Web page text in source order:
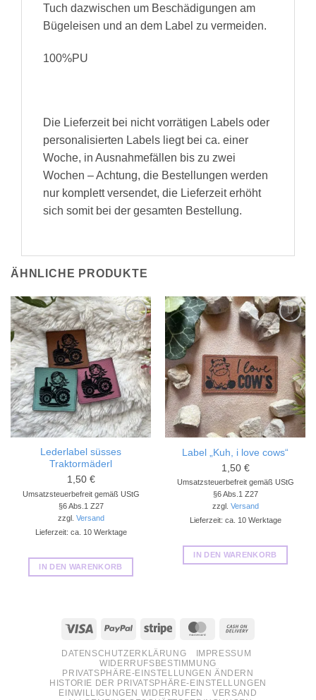
Tuch dazwischen um Beschädigungen am
Bügeleisen und an dem Label zu vermeiden.
100%PU
Die Lieferzeit bei nicht vorrätigen Labels oder
personalisierten Labels liegt bei ca. einer
Woche, in Ausnahmefällen bis zu zwei
Wochen – Achtung, die Bestellungen werden
nur komplett versendet, die Lieferzeit erhöht
sich somit bei der gesamten Bestellung.
ÄHNLICHE PRODUKTE
Add to
wishlist
Lederlabel süsses
Traktormäderl
1,50 €
Umsatzsteuerbefreit gemäß UStG
§6 Abs.1 Z27
zzgl. Versand
Lieferzeit: ca. 10 Werktage
IN DEN WARENKORB
Add to
wishlist
Label „Kuh, i love cows“
1,50 €
Umsatzsteuerbefreit gemäß UStG
§6 Abs.1 Z27
zzgl. Versand
Lieferzeit: ca. 10 Werktage
IN DEN WARENKORB
Visa PayPal Stripe MasterCard
DATENSCHUTZERKLÄRUNG
IMPRESSUM
WIDERRUFSBESTIMMUNG
PRIVATSPHÄRE-EINSTELLUNGEN ÄNDERN
HISTORIE DER PRIVATSPHÄRE-EINSTELLUNGEN
EINWILLIGUNGEN WIDERRUFEN
VERSAND